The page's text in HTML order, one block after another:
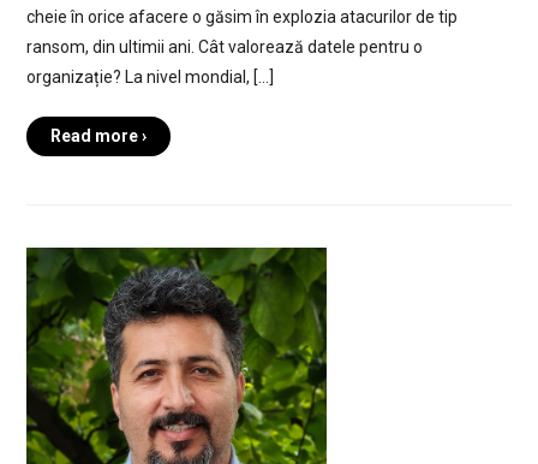
cheie în orice afacere o găsim în explozia atacurilor de tip
ransom, din ultimii ani. Cât valorează datele pentru o
organizație? La nivel mondial, […]
Read more ›